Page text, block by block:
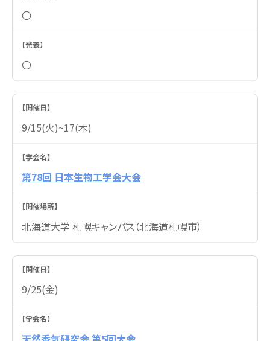
〇
〇
9/15(火)~17(木)
第78回 日本生物工学会大会
北海道大学 札幌キャンパス（北海道札幌市）
9/25(金)